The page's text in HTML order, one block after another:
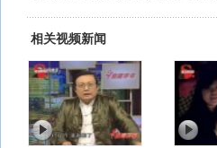
相关视频新闻